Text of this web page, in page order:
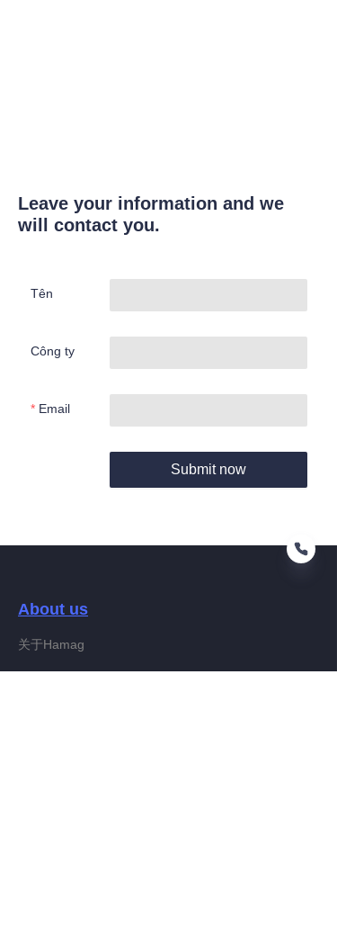
Leave your information and we
will contact you.
Tên
Công ty
Email
Submit now
About us
关于Hamag
VI